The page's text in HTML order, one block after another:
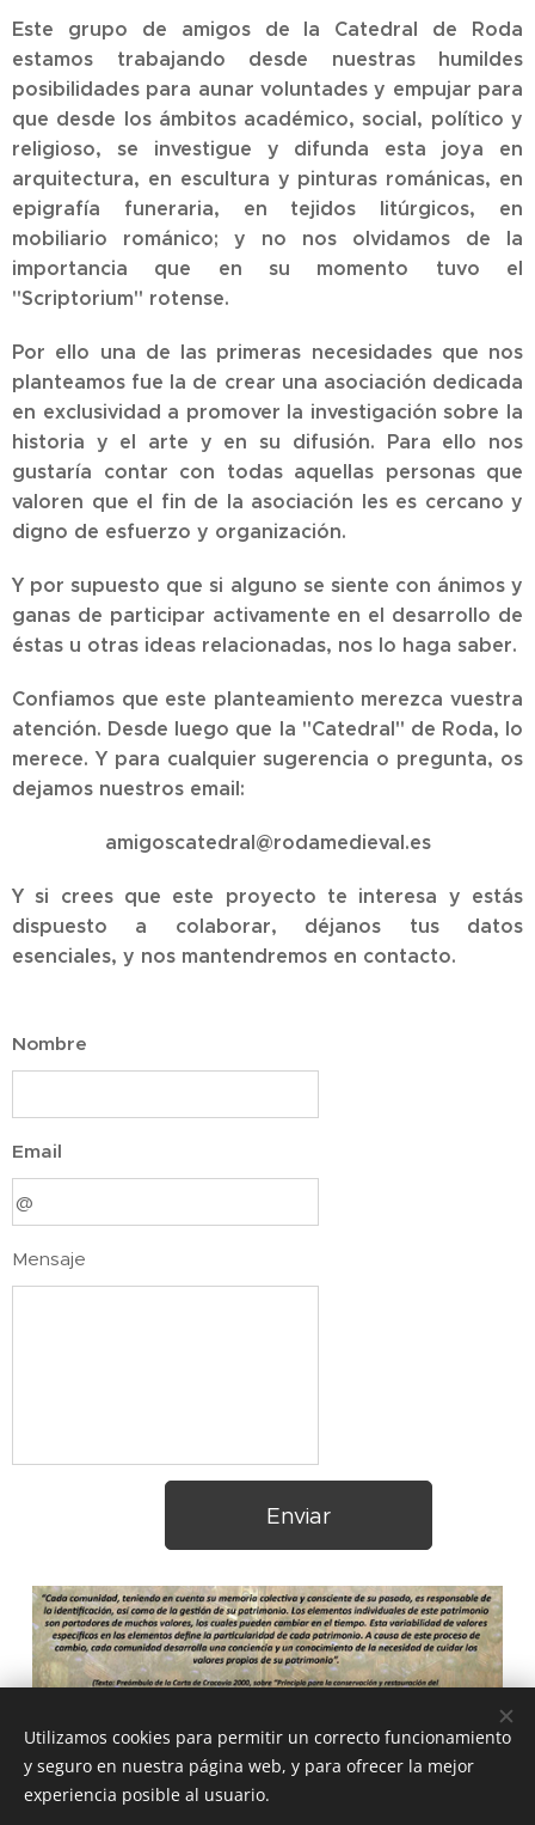
Este grupo de amigos de la Catedral de Roda
estamos trabajando desde nuestras humildes
posibilidades para aunar voluntades y empujar para
que desde los ámbitos académico, social, político y
religioso, se investigue y difunda esta joya en
arquitectura, en escultura y pinturas románicas, en
epigrafía funeraria, en tejidos litúrgicos, en
mobiliario románico; y no nos olvidamos de la
importancia que en su momento tuvo el
"Scriptorium" rotense.
Por ello una de las primeras necesidades que nos
planteamos fue la de crear una asociación dedicada
en exclusividad a promover la investigación sobre la
historia y el arte y en su difusión. Para ello nos
gustaría contar con todas aquellas personas que
valoren que el fin de la asociación les es cercano y
digno de esfuerzo y organización.
Y por supuesto que si alguno se siente con ánimos y
ganas de participar activamente en el desarrollo de
éstas u otras ideas relacionadas, nos lo haga saber.
Confiamos que este planteamiento merezca vuestra
atención. Desde luego que la "Catedral" de Roda, lo
merece. Y para cualquier sugerencia o pregunta, os
dejamos nuestros email:
amigoscatedral@rodamedieval.es
Y si crees que este proyecto te interesa y estás
dispuesto a colaborar, déjanos tus datos
esenciales, y nos mantendremos en contacto.
Nombre
Email
Mensaje
Enviar
ASOCIACIÓN CULTURAL DE AMIGOS DE LA CATEDRAL DE SAN
Utilizamos cookies para permitir un correcto funcionamiento
y seguro en nuestra página web, y para ofrecer la mejor
experiencia posible al usuario.